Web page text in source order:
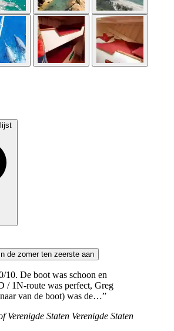
de zomer ten zeerste aan
10. De boot was schoon en
/ 1N-route was perfect, Greg
van de boot) was de…”
Verenigde Staten